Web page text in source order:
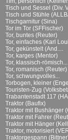
Tisch und Sessel (Div.
Tisch und Stühle
Tischgarnitur (Sina)
Tor im Tor (SFFischer)
Tor, buntes (Reuter)
Tor, einfaches (Karl
Tor, gekünstelt (And....
Tor, karges (Mentor)
Tor, klassisch-römisch...
Tor, romanisch (Reuter)
Tor, schwungvolles...
Torbogen, kleiner
Touristen-Zug
Trabantenstadt 117
Traktor (Baufix)
Traktor mit Bushänger
Traktor mit Fahrer
Traktor mit Hänger
Traktor, motorisiert
Traktorgespann